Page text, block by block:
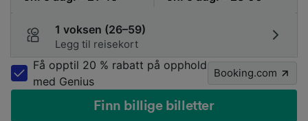
1 voksen (26–59)
Legg til reisekort
Få opptil 20 % rabatt på opphold
med Genius
Booking.com
Finn billige billetter